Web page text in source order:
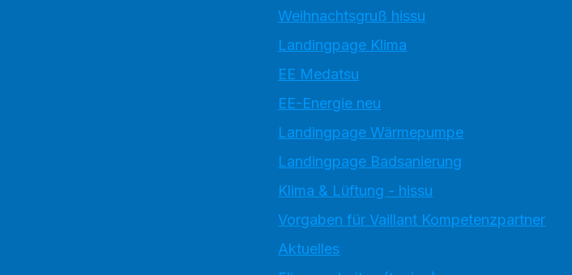
Weihnachtsgruß hissu
Landingpage Klima
EE Medatsu
EE-Energie neu
Landingpage Wärmepumpe
Landingpage Badsanierung
Klima & Lüftung - hissu
Vorgaben für Vaillant Kompetenzpartner
Aktuelles